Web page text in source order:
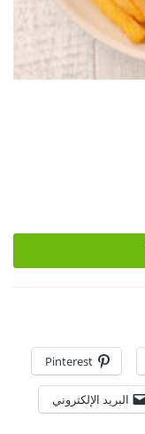
Pinterest
البريد الإلكتروني